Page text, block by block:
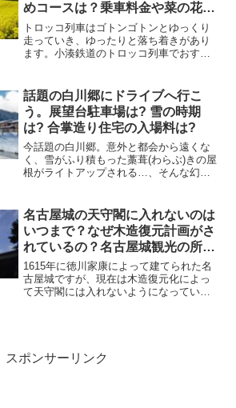
めコースは？乗車料金や菜の花の
見頃の時期も紹介
トロッコ列車はゴトンゴトンとゆっくり
走っていき、ゆったりと落ち着きがあり
ます。小湊鉄道のトロッコ列車でおすす
乗車料金についても小湊鉄道の房総里山
トロッコ列車は展望車２両...
話題の白川郷にドライブへ行こ
う。展望台駐車場は? 雪の時期
は? 合掌造り住宅の入場料は?
今話題の白川郷。意外と都会から遠くな
く、雪がふり積もった藁葺(わらぶ)きの屋
根がライトアップされる…、そんな幻想
ぶきの合掌造りに降り積もった雪。肝心
の雪化粧はいつから!...
名古屋城の天守閣に入れないのは
いつまで？なぜ木造復元計画がさ
れているの？名古屋城観光の所要
時間も調査！
1615年に徳川家康によって建てられた名
古屋城ですが、現在は木造復元化によっ
て天守閣には入れないようになっていま
スポンサーリンク